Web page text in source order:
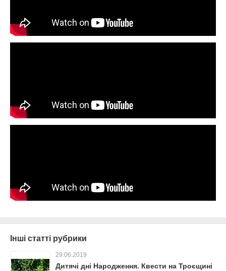
Інші статті рубрики
29.06.2019
Дитячі дні Народження. Квести на Троєщині